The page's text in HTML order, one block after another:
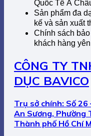
Quốc Tế Á
Sản phẩm đa
kế và sản xuất
Chính sách
khách hàng
CÔNG TY
DỤC BAVICO
Trụ sở chính: Số
An Sương, Phường
Thành phố Hồ Chí